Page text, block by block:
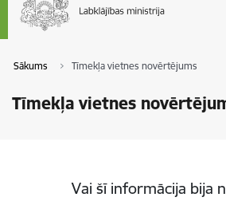
Sākums Tīmekļa vietnes novērtējums
Tīmekļa vietnes
Vai šī informācija bija